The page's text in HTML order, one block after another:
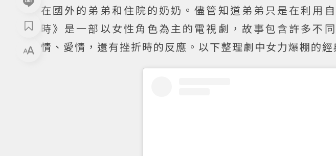
在國外的弟弟和住院的奶奶。儘管知道弟弟只是在利用
時》是一部以女性角色為主的電視劇，故事包含許多不
情、愛情，還有挫折時的反應。以下整理劇中女力爆棚的